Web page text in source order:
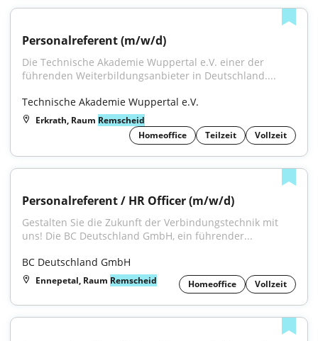
Personalreferent (m/w/d)
Die Technische Akademie Wuppertal e.V. einer der
führenden Weiterbildungsanbieter in Deutschland....
Technische Akademie Wuppertal e.V.
Erkrath, Raum Remscheid
Homeoffice
Teilzeit Vollzeit
Personalreferent / HR Officer (m/w/d)
Gestalten Sie die Zukunft der Verbindungstechnik mit
uns! Die BC Deutschland GmbH, ein führender...
BC Deutschland GmbH
Ennepetal, Raum Remscheid Homeoffice Vollzeit